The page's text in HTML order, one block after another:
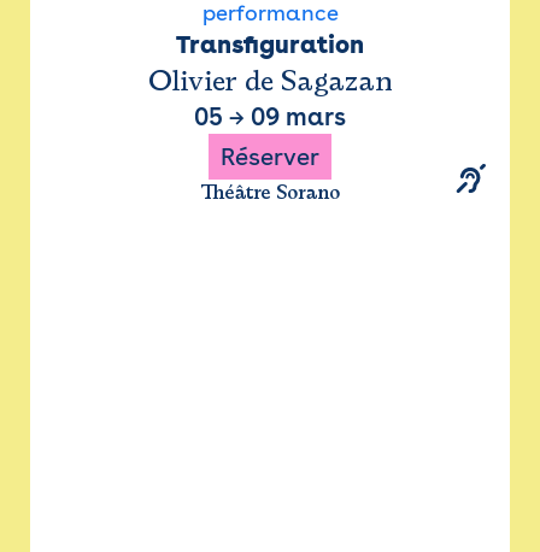
performance
Transfiguration
Olivier de Sagazan
05 → 09 mars
Réserver
Théâtre Sorano